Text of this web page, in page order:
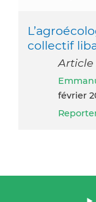
collectif
Article
février